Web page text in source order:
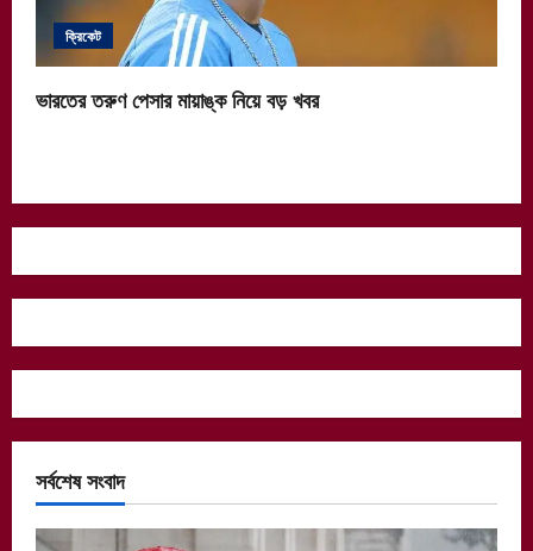
ক্রিকেট
ভারতের তরুণ পেসার মায়াঙ্ক নিয়ে বড় খবর
সর্বশেষ সংবাদ